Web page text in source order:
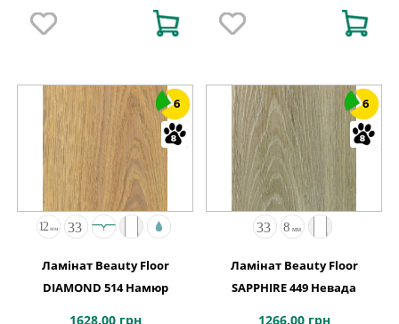
6
Ламінат Beauty Floor
DIAMOND 514 Намюр
1628.00 грн
6
Ламінат Beauty Floor
SAPPHIRE 449 Невада
1266.00 грн